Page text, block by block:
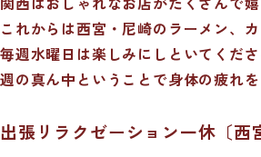
これからは西宮・尼崎のラーメン、
毎週水曜日は楽しみにしといてくだ
週の真ん中ということで身体の疲れ
出張リラクゼーション一休〔西